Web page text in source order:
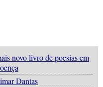
novo livro de poesias em
Dantas